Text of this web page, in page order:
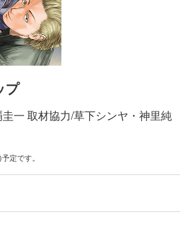
プ
一 取材協力/草下シンヤ・神里純
定です。